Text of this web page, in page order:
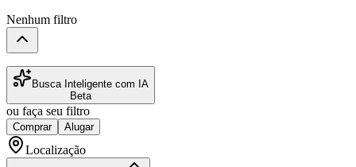
Nenhum filtro
Busca Inteligente com IA
Beta
ou faça seu filtro
Comprar Alugar
Localização